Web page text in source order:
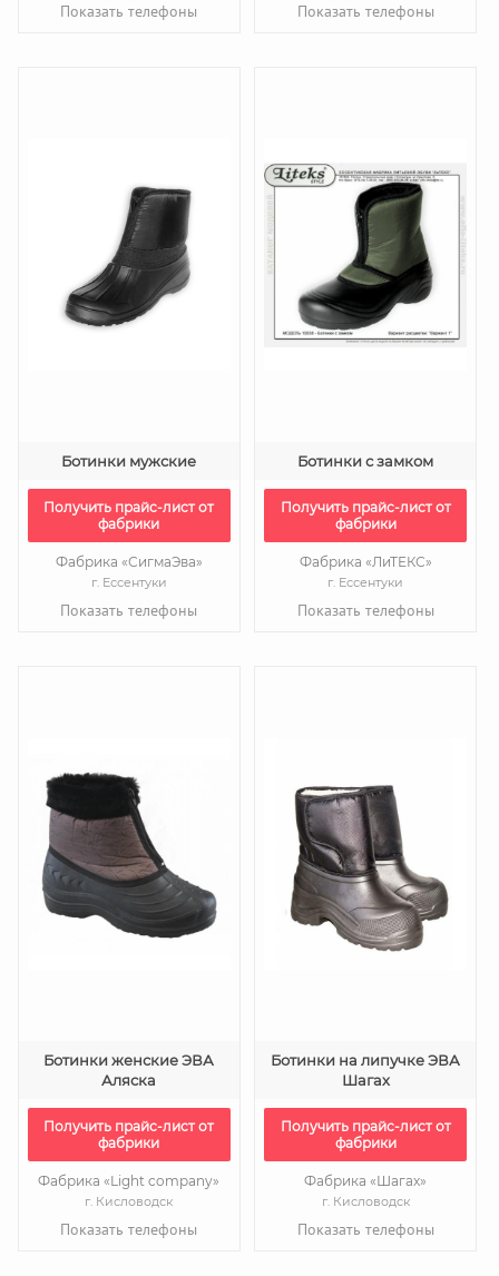
Показать телефоны Показать телефоны
Ботинки мужские
Получить прайс-лист от
фабрики
Фабрика «СигмаЭва»
г. Ессентуки
Показать телефоны
Ботинки с замком
Получить прайс-лист от
фабрики
Фабрика «ЛиТЕКС»
г. Ессентуки
Показать телефоны
Ботинки женские ЭВА
Аляска
Получить прайс-лист от
фабрики
Фабрика «Light company»
г. Кисловодск
Показать телефоны
Ботинки на липучке ЭВА
Шагах
Получить прайс-лист от
фабрики
Фабрика «Шагах»
г. Кисловодск
Показать телефоны